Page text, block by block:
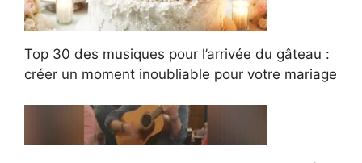
Top 30 des musiques pour l’arrivée du gâteau :
créer un moment inoubliable pour votre mariage